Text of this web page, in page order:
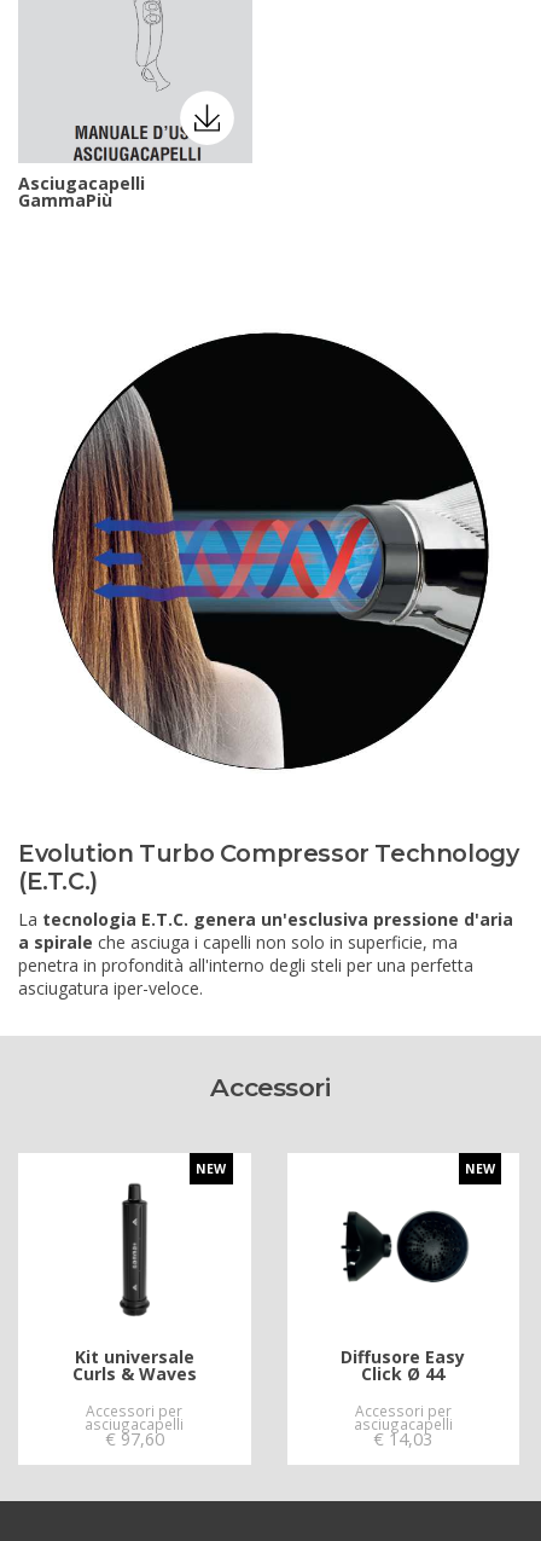
Asciugacapelli
GammaPiù
Evolution Turbo Compressor Technology
(E.T.C.)
La tecnologia E.T.C. genera un'esclusiva pressione d'aria
a spirale che asciuga i capelli non solo in superficie, ma
penetra in profondità all'interno degli steli per una perfetta
asciugatura iper-veloce.
Accessori
NEW
Kit universale
Curls & Waves
Accessori per
asciugacapelli
€ 97,60
NEW
Diffusore Easy
Click Ø 44
Accessori per
asciugacapelli
€ 14,03